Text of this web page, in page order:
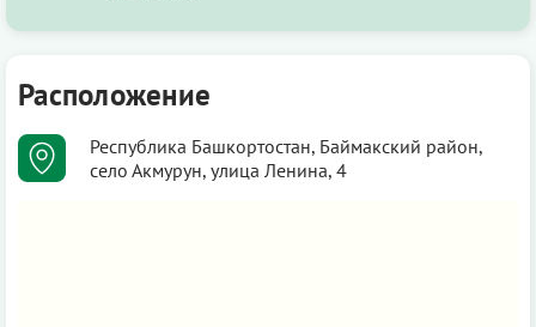
Расположение
Республика Башкортостан, Баймакский район,
село Акмурун, улица Ленина, 4